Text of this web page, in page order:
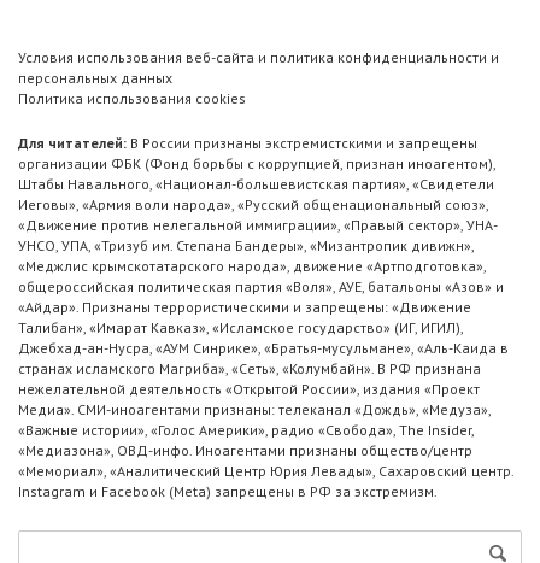
Условия использования веб-сайта и политика конфиденциальности и
персональных данных
Политика использования cookies
Для читателей: В России признаны экстремистскими и запрещены
организации ФБК (Фонд борьбы с коррупцией, признан иноагентом),
Штабы Навального, «Национал-большевистская партия», «Свидетели
Иеговы», «Армия воли народа», «Русский общенациональный союз»,
«Движение против нелегальной иммиграции», «Правый сектор», УНА-
УНСО, УПА, «Тризуб им. Степана Бандеры», «Мизантропик дивижн»,
«Меджлис крымскотатарского народа», движение «Артподготовка»,
общероссийская политическая партия «Воля», АУЕ, батальоны «Азов» и
«Айдар». Признаны террористическими и запрещены: «Движение
Талибан», «Имарат Кавказ», «Исламское государство» (ИГ, ИГИЛ),
Джебхад-ан-Нусра, «АУМ Синрике», «Братья-мусульмане», «Аль-Каида в
странах исламского Магриба», «Сеть», «Колумбайн». В РФ признана
нежелательной деятельность «Открытой России», издания «Проект
Медиа». СМИ-иноагентами признаны: телеканал «Дождь», «Медуза»,
«Важные истории», «Голос Америки», радио «Свобода», The Insider,
«Медиазона», ОВД-инфо. Иноагентами признаны общество/центр
«Мемориал», «Аналитический Центр Юрия Левады», Сахаровский центр.
Instagram и Facebook (Metа) запрещены в РФ за экстремизм.